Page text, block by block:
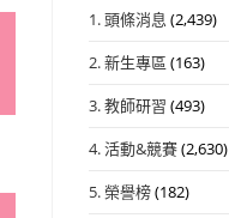
1. 頭條消息 (2,439)
2. 新生專區 (163)
3. 教師研習 (493)
4. 活動&競賽(2,630)
5. 榮譽榜(182)